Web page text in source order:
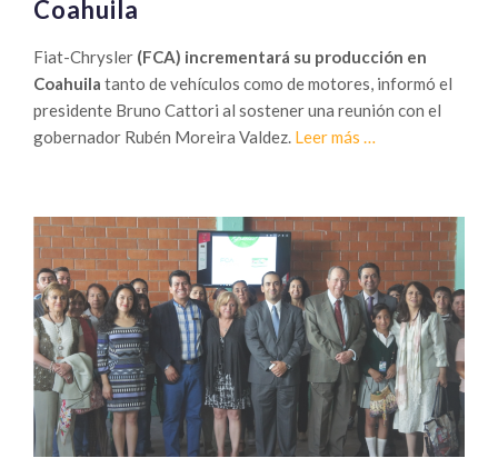
Coahuila
Fiat-Chrysler (FCA) incrementará su producción en
Coahuila tanto de vehículos como de motores, informó el
presidente Bruno Cattori al sostener una reunión con el
gobernador Rubén Moreira Valdez. Leer más
de
FCA
en
Coahuila
…